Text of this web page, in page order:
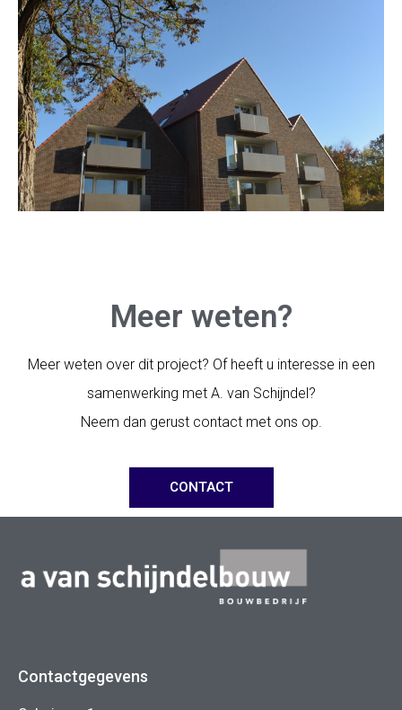
Meer weten?
Meer weten over dit project? Of heeft u interesse in een
samenwerking met A. van Schijndel?
Neem dan gerust contact met ons op.
CONTACT
Contactgegevens